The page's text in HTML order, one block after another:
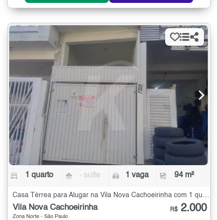
1 quarto - suíte 1 vaga 94 m²
Casa Térrea para Alugar na Vila Nova Cachoeirinha com 1 quarto - 94 m²
Vila Nova Cachoeirinha
Zona Norte - São Paulo
R$ 2.000